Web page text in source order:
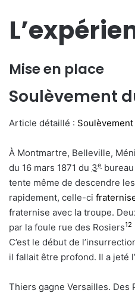
Mise en place
Soulèvement
Article détaillé : Soulèvement
À Montmartre, Belleville,
du 16 mars 1871 du 3e
tente même de descendre
rapidement, celle-ci
fraternise avec la troupe.
par la foule rue des Rosiers12
C’est le début de
il fallait être profond. Il a jeté
Thiers gagne Versailles. Des